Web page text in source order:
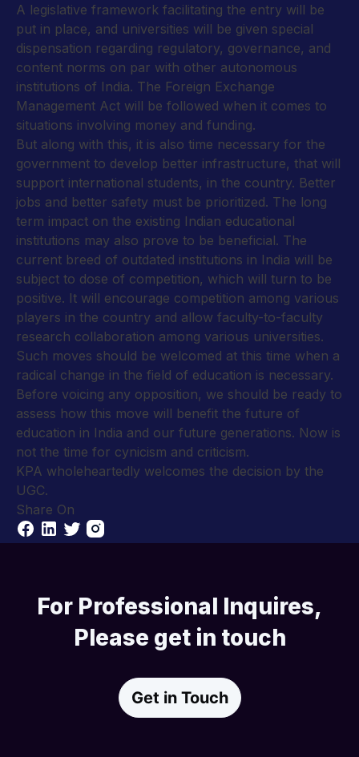
A legislative framework facilitating the entry will be
put in place, and universities will be given special
dispensation regarding regulatory, governance, and
content norms on par with other autonomous
institutions of India. The Foreign Exchange
Management Act will be followed when it comes to
situations involving money and funding.
But along with this, it is also time necessary for the
government to develop better infrastructure, that will
support international students, in the country. Better
jobs and better safety must be prioritized. The long
term impact on the existing Indian educational
institutions may also prove to be beneficial. The
current breed of outdated institutions in India will be
subject to dose of competition, which will turn to be
positive. It will encourage competition among various
players in the country and allow faculty-to-faculty
research collaboration among various universities.
Such moves should be welcomed at this time when a
radical change in the field of education is necessary.
Before voicing any opposition, we should be ready to
assess how this move will benefit the future of
education in India and our future generations. Now is
not the time for cynicism and criticism.
KPA wholeheartedly welcomes the decision by the
UGC.
Share On
For Professional Inquires,
Please get in touch
Get in Touch